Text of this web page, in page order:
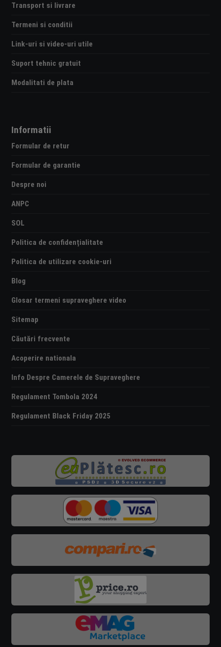
Transport si livrare
Termeni si conditii
Link-uri si video-uri utile
Suport tehnic gratuit
Modalitati de plata
Informatii
Formular de retur
Formular de garantie
Despre noi
ANPC
SOL
Politica de confidențialitate
Politica de utilizare cookie-uri
Blog
Glosar termeni supraveghere video
Sitemap
Căutări frecvente
Acoperire nationala
Info Despre Camerele de Supraveghere
Regulament Tombola 2024
Regulament Black Friday 2025